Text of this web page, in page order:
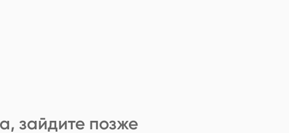
зайдите позже